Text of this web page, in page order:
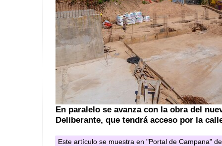
En paralelo se avanza con la obra del
Deliberante, que tendrá acceso por la
Este artículo se muestra en "Portal de Campana"